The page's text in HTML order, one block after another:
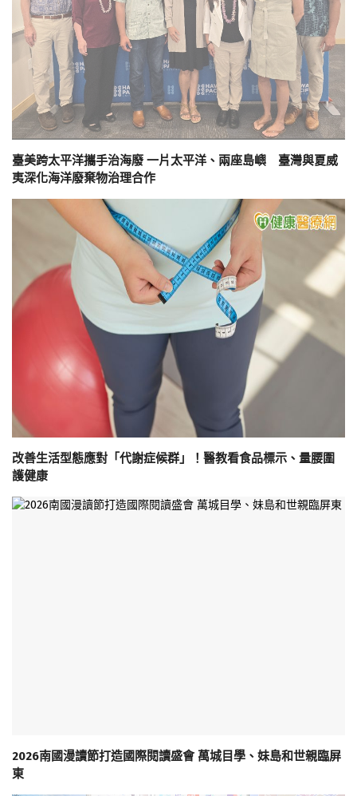
臺美跨太平洋攜手治海廢 一片太平洋、兩座島嶼 臺灣與夏威
夷深化海洋廢棄物治理合作
改善生活型態應對「代謝症候群」！醫教看食品標示、量腰圍
護健康
2026南國漫讀節打造國際閱讀盛會 萬城目學、妹島和世親臨屏
東